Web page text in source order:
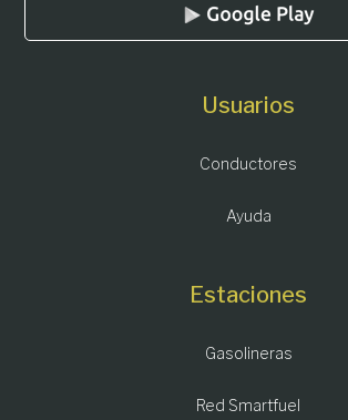
Usuarios
Conductores
Ayuda
Estaciones
Gasolineras
Red Smartfuel